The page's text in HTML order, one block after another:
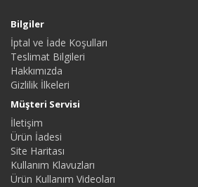
Bilgiler
İptal ve İade Koşulları
Teslimat Bilgileri
Hakkımızda
Gizlilik İlkeleri
Müşteri Servisi
İletişim
Ürün İadesi
Site Haritası
Kullanım Klavuzları
Ürün Kullanım Videoları